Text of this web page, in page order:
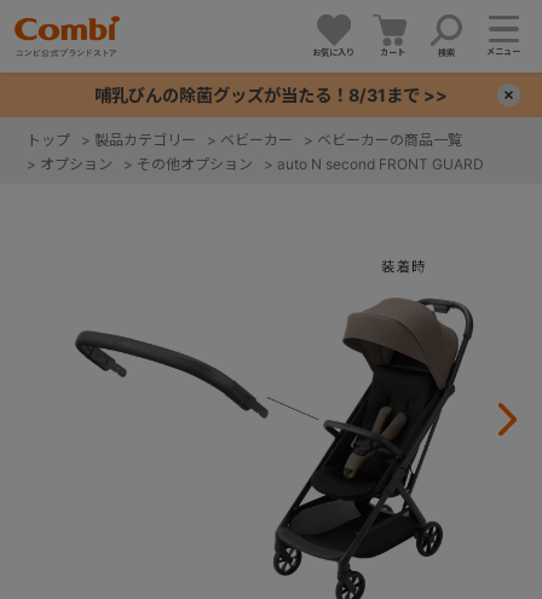
お気に入り カート 検索 メニュー
哺乳びんの除菌グッズが当たる！8/31まで >>
トップ > 製品カテゴリー > ベビーカー > ベビーカーの商品一覧
> オプション > その他オプション > auto N second FRONT GUARD